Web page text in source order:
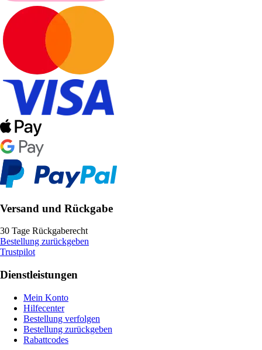
Versand und Rückgabe
30 Tage Rückgaberecht
Bestellung zurückgeben
Trustpilot
Dienstleistungen
Mein Konto
Hilfecenter
Bestellung verfolgen
Bestellung zurückgeben
Rabattcodes